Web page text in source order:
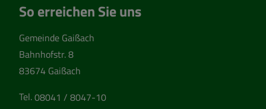
So erreichen Sie uns
Gemeinde Gaißach
Bahnhofstr. 8
83674 Gaißach
Tel.08041 / 8047-10